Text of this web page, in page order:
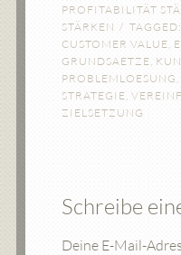
PROFITABILITÄT
STÄRKEN
TAGGED:
CUSTOMER VALUE,
GRUNDSAETZE,
PROBLEMLOESUNG ,
STRATEGIE,
ZIELSETZUNG
Schreibe
Deine E-Mail-